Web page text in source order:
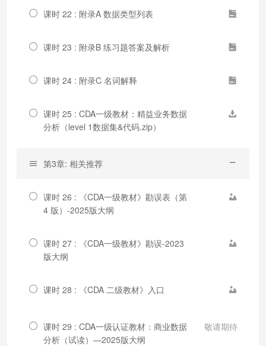
课时 22 : 附录A 数据类型列表
课时 23 : 附录B 练习题答案及解析
课时 24 : 附录C 名词解释
课时 25 : CDA一级教材：精益业务数据
分析（level 1数据集&代码.zip）
第3章: 相关推荐
课时 26 : 《CDA一级教材》勘误表（第
4 版）-2025版大纲
课时 27 : 《CDA一级教材》勘误-2023
版大纲
课时 28 : 《CDA 二级教材》入口
课时 29 : CDA一级认证教材：商业数据
分析（试读）—2025版大纲
敬请期待